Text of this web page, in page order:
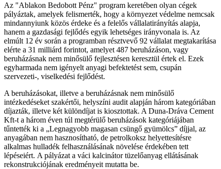
Az "Ablakon Bedobott Pénz" program keretében olyan cégek
pályáztak, amelyek felismerték, hogy a környezet védelme nemcsak
mindannyiunk közös érdeke és a felelős vállalatirányítás alapja,
hanem a gazdasági fejlődés egyik lehetséges irányvonala is. Az
elmúlt 12 év során a programban résztvevő 92 vállalat megtakarítása
elérte a 31 milliárd forintot, amelyet 487 beruházáson, vagy
beruházásnak nem minősülő fejlesztésen keresztül értek el. Ezek
egyharmada nem igényelt anyagi befektetést sem, csupán
szervezeti-, viselkedési fejlődést.
A beruházásokat, illetve a beruházásnak nem minősülő
intézkedéseket szakértői, helyszíni audit alapján három kategóriában
díjazták, illetve két különdíjat is kiosztottak. A Duna-Dráva Cement
Kft-t a három éven túl megtérülő beruházások kategóriájában
tűntették ki a „Legnagyobb magasan csüngő gyümölcs” díjjal, az
anyagában nem hasznosítható, de petrolkoksz helyettesítésre
alkalmas hulladék felhasználásának növelése érdekében tett
lépéseiért. A pályázat a váci kalcinátor tüzelőanyag ellátásának
rekonstrukciójának eredményeit mutatta be.